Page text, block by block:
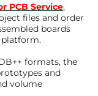
PCB Service,
files and order
boards
formats, the
and
volume